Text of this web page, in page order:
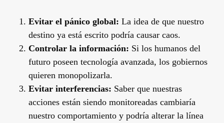
Evitar el pánico global: La idea de que nuestro
destino ya está escrito podría causar caos.
Controlar la información: Si los humanos del
futuro poseen tecnología avanzada, los gobiernos
quieren monopolizarla.
Evitar interferencias: Saber que nuestras
acciones están siendo monitoreadas cambiaría
nuestro comportamiento y podría alterar la línea